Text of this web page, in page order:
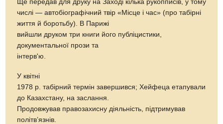
Ще передав для друку на Заході кілька рукопписів, у тому
числі — автобіографічний твір «Місце і час» (про табірні
життя й боротьбу). В Парижі
вийшли друком три книги його публіцистики,
документальної прози та
інтерв'ю.
У квітні
1978 р. табірний термін завершився; Хейфеца етапували
до Казахстану, на заслання.
Продовжував правозахисну діяльність, підтримував
політв’язнів.